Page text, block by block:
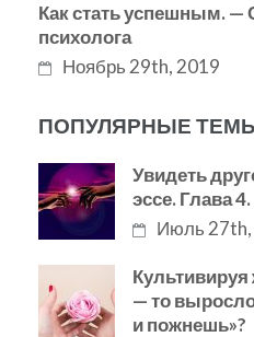
Как стать успешным. —
психолога
Ноябрь 29th, 2019
ПОПУЛЯРНЫЕ
Увидеть
эссе. Глава 4.
Июль 27th,
— то
и пожнешь»?